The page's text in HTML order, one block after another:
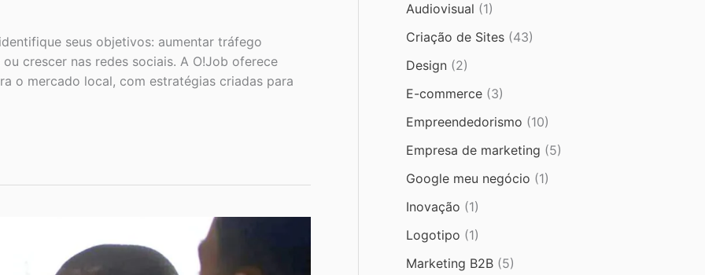
seus objetivos: aumentar tráfego
crescer nas redes sociais. A O!Job oferece
o mercado local, com estratégias criadas para
Audiovisual (1)
Criação de Sites (43)
Design (2)
E-commerce (3)
Empreendedorismo (10)
Empresa de marketing (5)
Google meu negócio (1)
Inovação (1)
Logotipo (1)
Marketing B2B (5)